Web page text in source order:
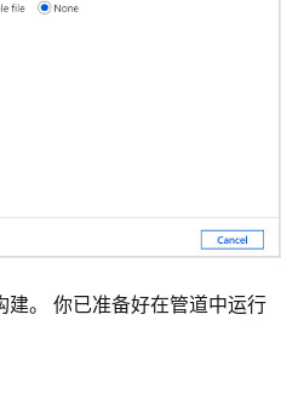
。 你已准备好在管道中运行